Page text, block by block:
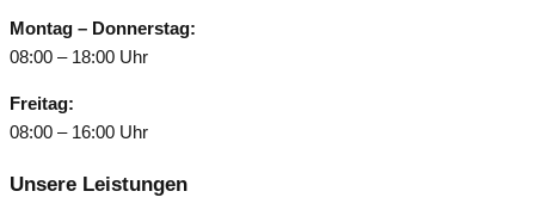
Montag – Donnerstag:
08:00 – 18:00 Uhr
Freitag:
08:00 – 16:00 Uhr
Unsere Leistungen